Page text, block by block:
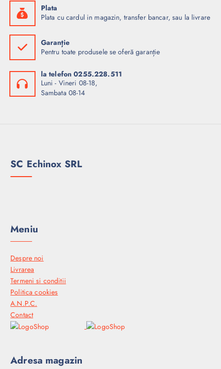
Plata
Plata cu cardul in magazin, transfer bancar, sau la livrare
Garanție
Pentru toate produsele se oferă garanție
la telefon 0255.228.511
Luni - Vineri 08-18,
Sambata 08-14
SC Echinox SRL
Meniu
Despre noi
Livrarea
Termeni si conditii
Politica cookies
A.N.P.C.
Contact
Adresa magazin